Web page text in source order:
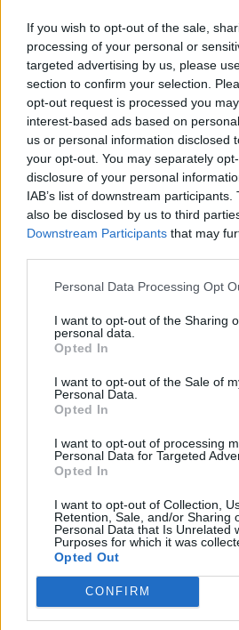
If you wish to opt-out of the sale,
processing of your personal or
targeted advertising by us, please
section to confirm your selection.
opt-out request is processed you
interest-based ads based on
us or personal information disclosed
your opt-out. You may separately
disclosure of your personal
IAB’s list of downstream
also be disclosed by us to third
Downstream Participants that may
Personal Data Processing Opt
I want to opt-out of the Sharing
personal data.
Opted In
I want to opt-out of the Sale of
Personal Data.
Opted In
I want to opt-out of processing
Personal Data for Targeted
Opted In
I want to opt-out of Collection,
Retention, Sale, and/or Sharing
Personal Data that Is Unrelated
Purposes for which it was
Opted Out
CONFIRM
Παιχνίδι από
νέο Mobile App
Video Onsports Video
LATEST NEWS
ΠΟΔΟΣΦΑΙΡΟ
Απάντησε στις καταγγελίες για
«Αναληθείς και δυσφημιστικοί
ΜΠΑΣΚΕΤ
«Πάει για το μπαμ με
10:47SUPER LEAGUE